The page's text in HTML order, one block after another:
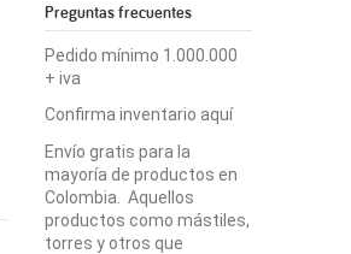
Preguntas frecuentes
Pedido mínimo 1.000.000
+ iva
Confirma inventario aquí
Envío gratis para la
mayoría de productos en
Colombia. Aquellos
productos como mástiles,
torres y otros que